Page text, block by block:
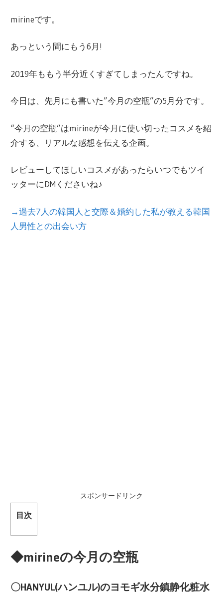
mirineです。
あっという間にもう6月!
2019年ももう半分近くすぎてしまったんですね。
今日は、先月にも書いた”今月の空瓶”の5月分です。
“今月の空瓶”はmirineが今月に使い切ったコスメを紹
介する、リアルな感想を伝える企画。
レビューしてほしいコスメがあったらいつでもツイ
ッターにDMくださいね♪
→過去7人の韓国人と交際＆婚約した私が教える韓国
人男性との出会い方
スポンサードリンク
目次
◆mirineの今月の空瓶
〇HANYUL(ハンユル)のヨモギ水分鎮静化粧水